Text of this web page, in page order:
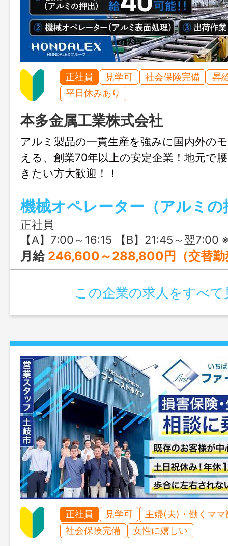
正社員 見学可 社会保険完備
昇
平日休みあり
本多金属工業株式会社
アルミ製品の一貫生産を強みに国内外の
える、創業70年以上の安定企業！地元で
きたい方大歓迎！！
機械オペレーター（アルミの
正社員
【A】7:00～16:15 【B】21:45～翌7:00 ※4勤2休＝【A】を4日勤務→2日
月給 246,600～288,800円（交替勤務手
この企業の求人をすべて
正社員 見学可
主婦(夫)・働くママ
社会保険完備
女性に嬉しい